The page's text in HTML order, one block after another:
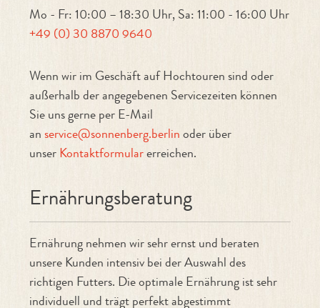
Mo - Fr: 10:00 – 18:30 Uhr, Sa: 11:00 - 16:00 Uhr
+49 (0) 30 8870 9640
Wenn wir im Geschäft auf Hochtouren sind oder
außerhalb der angegebenen Servicezeiten können
Sie uns gerne per E-Mail
anservice@sonnenberg.berlinoder über
unserKontaktformularerreichen.
Ernährungsberatung
Ernährung nehmen wir sehr ernst und beraten
unsere Kunden intensiv bei der Auswahl des
richtigen Futters. Die optimale Ernährung ist sehr
individuell und trägt perfekt abgestimmt